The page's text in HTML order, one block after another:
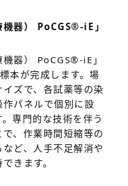
機器） PoCGS®-iE」
機器） PoCGS®-iE」
本が完成します。場
ズで、各試薬等の染
パネルで個別に設
専門的な技術を伴う
、作業時間短縮等の
ど、人手不足解消や
きます。